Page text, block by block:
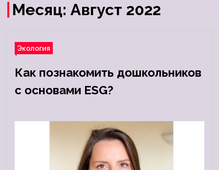
Месяц: Август 2022
Экология
Как познакомить дошкольников
с основами ESG?